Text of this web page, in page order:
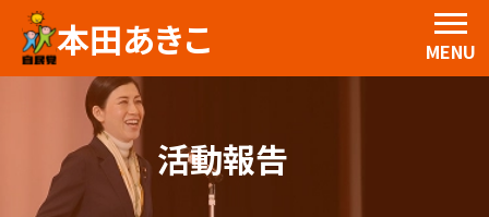
本田あきこ MENU
活動報告